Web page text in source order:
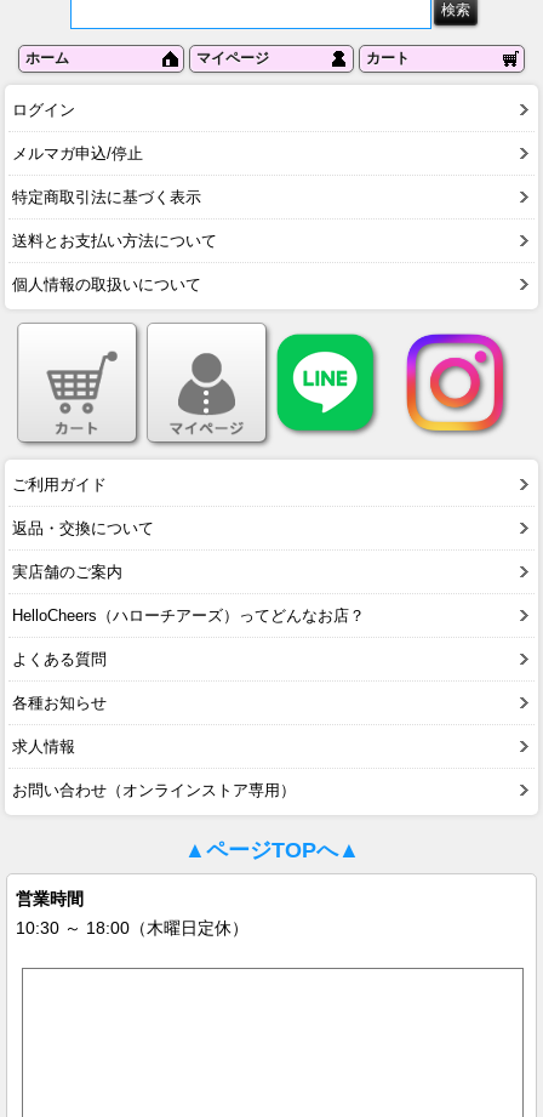
ホーム マイページ カート
ログイン
メルマガ申込/停止
特定商取引法に基づく表示
送料とお支払い方法について
個人情報の取扱いについて
ご利用ガイド
返品・交換について
実店舗のご案内
HelloCheers（ハローチアーズ）ってどんなお店？
よくある質問
各種お知らせ
求人情報
お問い合わせ（オンラインストア専用）
▲ページTOPへ▲
営業時間
10:30 ～ 18:00（木曜日定休）